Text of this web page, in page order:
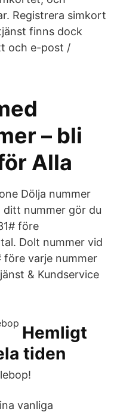
Registrera simkort
finns dock
och e-post /
– bli
Alla
Dölja nummer
nummer gör du
före
Dolt nummer vid
före varje nummer
& Kundservice
Hemligt
tiden
vanliga